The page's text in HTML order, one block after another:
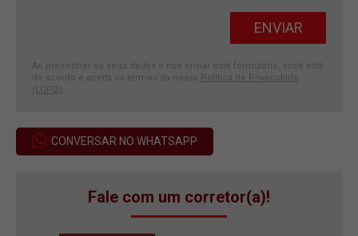
Ao preencher os seus dados e nos enviar este formulário, você está
de acordo e aceita os termos da nossa Política de Privacidade
(LGPD)
CONVERSAR NO WHATSAPP
Fale com um corretor(a)!